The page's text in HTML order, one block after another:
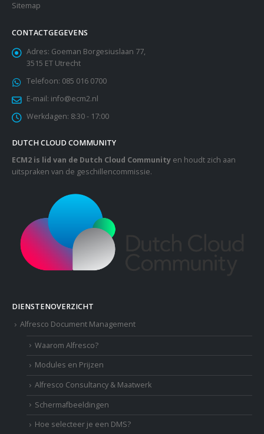
Sitemap
CONTACTGEGEVENS
Adres: Goeman Borgesiuslaan 77,
3515 ET Utrecht
Telefoon: 085 016 0700
E-mail: info@ecm2.nl
Werkdagen: 8:30 - 17:00
DUTCH CLOUD COMMUNITY
ECM2 is lid van de Dutch Cloud Community en houdt zich aan
uitspraken van de geschillencommissie.
DIENSTENOVERZICHT
Alfresco Document Management
Waarom Alfresco?
Modules en Prijzen
Alfresco Consultancy & Maatwerk
Schermafbeeldingen
Hoe selecteer je een DMS?